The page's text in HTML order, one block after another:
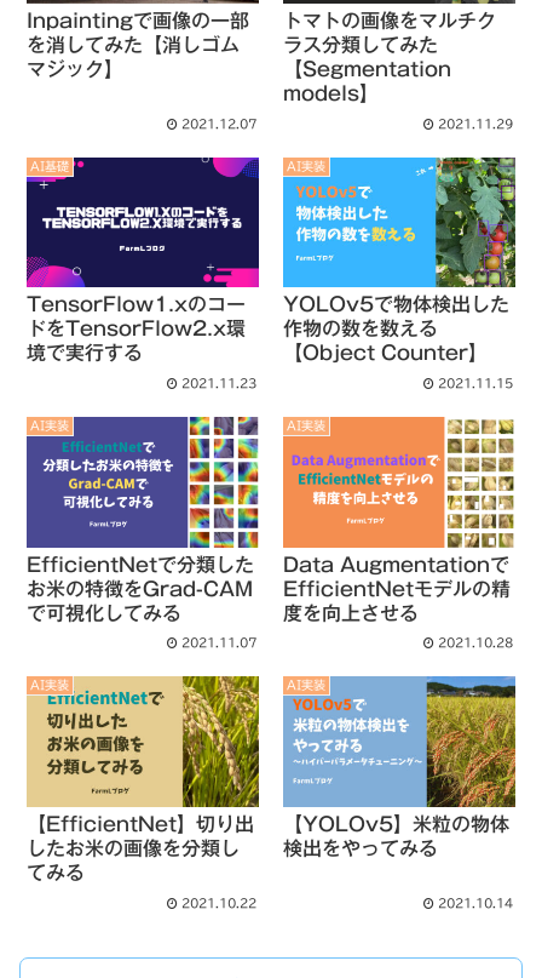
Inpaintingで画像の一部
を消してみた【消しゴム
マジック】
2021.12.07
トマトの画像をマルチク
ラス分類してみた
【Segmentation
models】
2021.11.29
AI基礎
TensorFlow1.xのコー
ドをTensorFlow2.x環
境で実行する
2021.11.23
AI実装
YOLOv5で物体検出した
作物の数を数える
【Object Counter】
2021.11.15
AI実装
EfficientNetで分類した
お米の特徴をGrad-CAM
で可視化してみる
2021.11.07
AI実装
Data Augmentationで
EfficientNetモデルの精
度を向上させる
2021.10.28
AI実装
【EfficientNet】切り出
したお米の画像を分類し
てみる
2021.10.22
AI実装
【YOLOv5】米粒の物体
検出をやってみる
2021.10.14